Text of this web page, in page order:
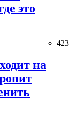
это
423
на